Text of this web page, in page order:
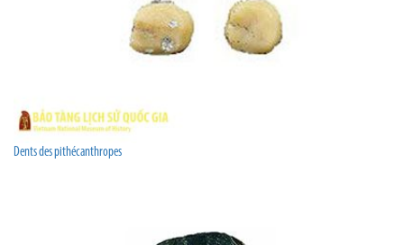
Dents des pithécanthropes